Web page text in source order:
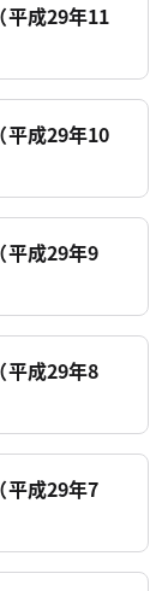
平成29年11
平成29年10
平成29年9
平成29年8
平成29年7